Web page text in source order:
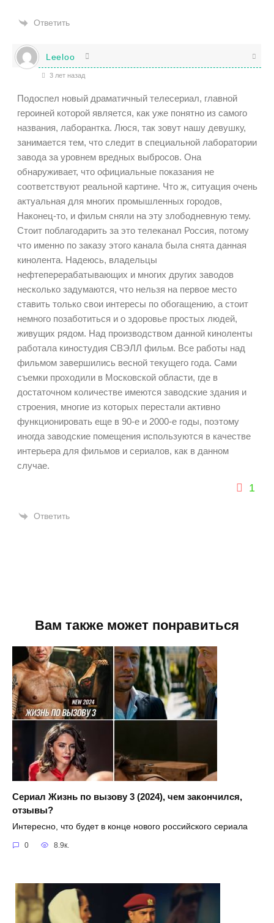
Ответить
Leeloo
3 лет назад
Подоспел новый драматичный телесериал, главной
героиней которой является, как уже понятно из самого
названия, лаборантка. Люся, так зовут нашу девушку,
занимается тем, что следит в специальной лаборатории
завода за уровнем вредных выбросов. Она
обнаруживает, что официальные показания не
соответствуют реальной картине. Что ж, ситуация очень
актуальная для многих промышленных городов,
Наконец-то, и фильм сняли на эту злободневную тему.
Стоит поблагодарить за это телеканал Россия, потому
что именно по заказу этого канала была снята данная
кинолента. Надеюсь, владельцы
нефтеперерабатывающих и многих других заводов
несколько задумаются, что нельзя на первое место
ставить только свои интересы по обогащению, а стоит
немного позаботиться и о здоровье простых людей,
живущих рядом. Над производством данной киноленты
работала киностудия СВЭЛЛ фильм. Все работы над
фильмом завершились весной текущего года. Сами
съемки проходили в Московской области, где в
достаточном количестве имеются заводские здания и
строения, многие из которых перестали активно
функционировать еще в 90-е и 2000-е годы, поэтому
иногда заводские помещения используются в качестве
интерьера для фильмов и сериалов, как в данном
случае.
1
Ответить
Вам также может понравиться
Сериал Жизнь по вызову 3 (2024), чем закончился,
отзывы?
Интересно, что будет в конце нового российского сериала
0 8.9к.